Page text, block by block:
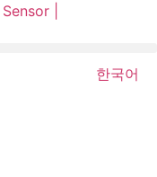
한국어